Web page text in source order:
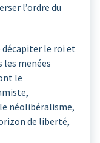
l’ordre du
décapiter le roi et
menées
le
néolibéralisme,
de liberté,